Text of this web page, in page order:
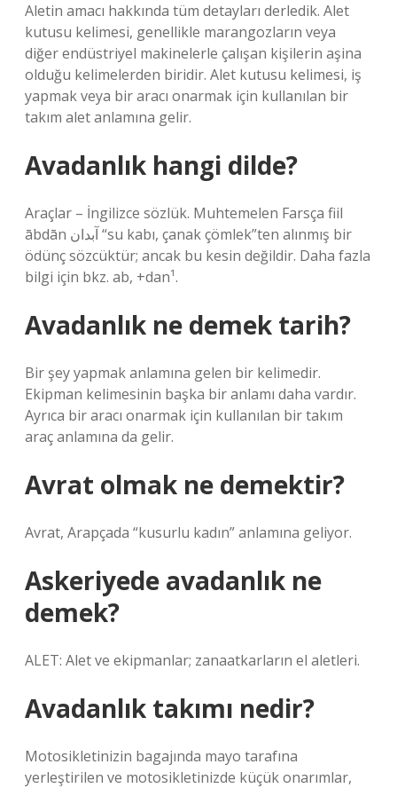
Aletin amacı hakkında tüm detayları derledik. Alet
kutusu kelimesi, genellikle marangozların veya
diğer endüstriyel makinelerle çalışan kişilerin aşina
olduğu kelimelerden biridir. Alet kutusu kelimesi, iş
yapmak veya bir aracı onarmak için kullanılan bir
takım alet anlamına gelir.
Avadanlık hangi dilde?
Araçlar – İngilizce sözlük. Muhtemelen Farsça fiil
ābdān آبدان “su kabı, çanak çömlek”ten alınmış bir
ödünç sözcüktür; ancak bu kesin değildir. Daha fazla
bilgi için bkz. ab, +dan¹.
Avadanlık ne demek tarih?
Bir şey yapmak anlamına gelen bir kelimedir.
Ekipman kelimesinin başka bir anlamı daha vardır.
Ayrıca bir aracı onarmak için kullanılan bir takım
araç anlamına da gelir.
Avrat olmak ne demektir?
Avrat, Arapçada “kusurlu kadın” anlamına geliyor.
Askeriyede avadanlık ne
demek?
ALET: Alet ve ekipmanlar; zanaatkarların el aletleri.
Avadanlık takımı nedir?
Motosikletinizin bagajında ​​mayo tarafına
yerleştirilen ve motosikletinizde küçük onarımlar,